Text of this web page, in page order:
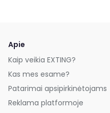
Apie
Kaip veikia EXTING?
Kas mes esame?
Patarimai apsipirkinėtojams
Reklama platformoje